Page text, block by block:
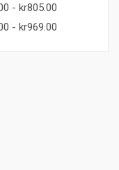
- kr805.00
- kr969.00